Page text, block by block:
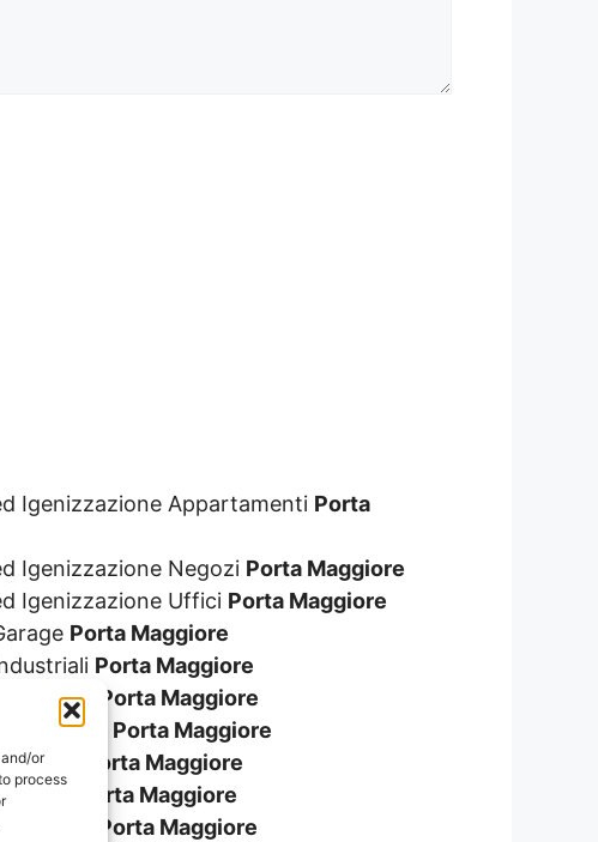
or
process
Igenizzazione Appartamenti Porta
Igenizzazione Negozi Porta Maggiore
Igenizzazione Uffici Porta Maggiore
Porta Maggiore
Porta Maggiore
Porta Maggiore
Porta Maggiore
Porta Maggiore
Porta Maggiore
Porta Maggiore